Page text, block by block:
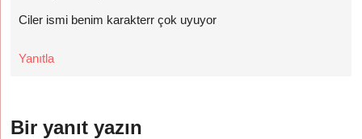
Ciler ismi benim karakterr çok uyuyor
Yanıtla
Bir yanıt yazın